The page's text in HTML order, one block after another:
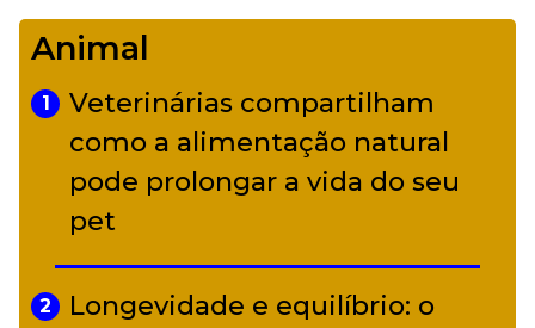
Camerata tem repertório
diverso a partir de R$ 17
Adriana Calcanhotto retoma
alter ego infantil para show em
Curitiba
Animal
1
Veterinárias compartilham
como a alimentação natural
pode prolongar a vida do seu
pet
2
Longevidade e equilíbrio: o